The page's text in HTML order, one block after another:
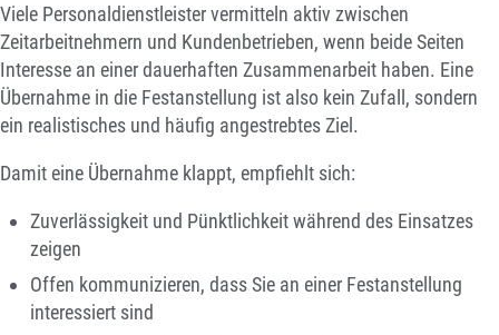
Viele Personaldienstleister vermitteln aktiv zwischen
Zeitarbeitnehmern und Kundenbetrieben, wenn beide Seiten
Interesse an einer dauerhaften Zusammenarbeit haben. Eine
Übernahme in die Festanstellung ist also kein Zufall, sondern
ein realistisches und häufig angestrebtes Ziel.
Damit eine Übernahme klappt, empfiehlt sich:
Zuverlässigkeit und Pünktlichkeit während des Einsatzes
zeigen
Offen kommunizieren, dass Sie an einer Festanstellung
interessiert sind